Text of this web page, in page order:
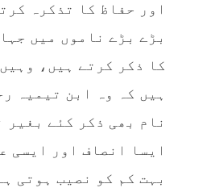
اور حفاظ کا تذکرہ
بڑے بڑے ناموں میں
کا ذکر کرتے ہیں،
ہیں کہ وہ ابن تیمیہ
نام بھی ذکر کئے بغیر
ایسا انصاف اور ایسی
بہت کم کو نصیب ہوتی